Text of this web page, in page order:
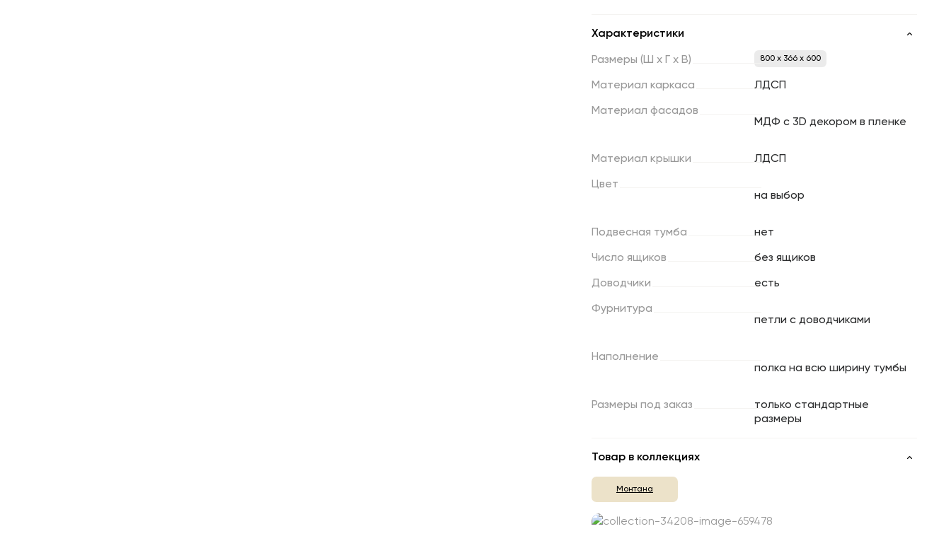
Характеристики
Размеры (Ш х Г х В) 800 x 366 x 600
Материал каркаса ЛДСП
Материал фасадов
МДФ с 3D декором в пленке
Материал крышки ЛДСП
Цвет
на выбор
Подвесная тумба нет
Число ящиков без ящиков
Доводчики есть
Фурнитура
петли с доводчиками
Наполнение
полка на всю ширину тумбы
Размеры под заказ
только стандартные
размеры
Товар в коллекциях
Монтана